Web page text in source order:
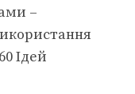
–
Ідей